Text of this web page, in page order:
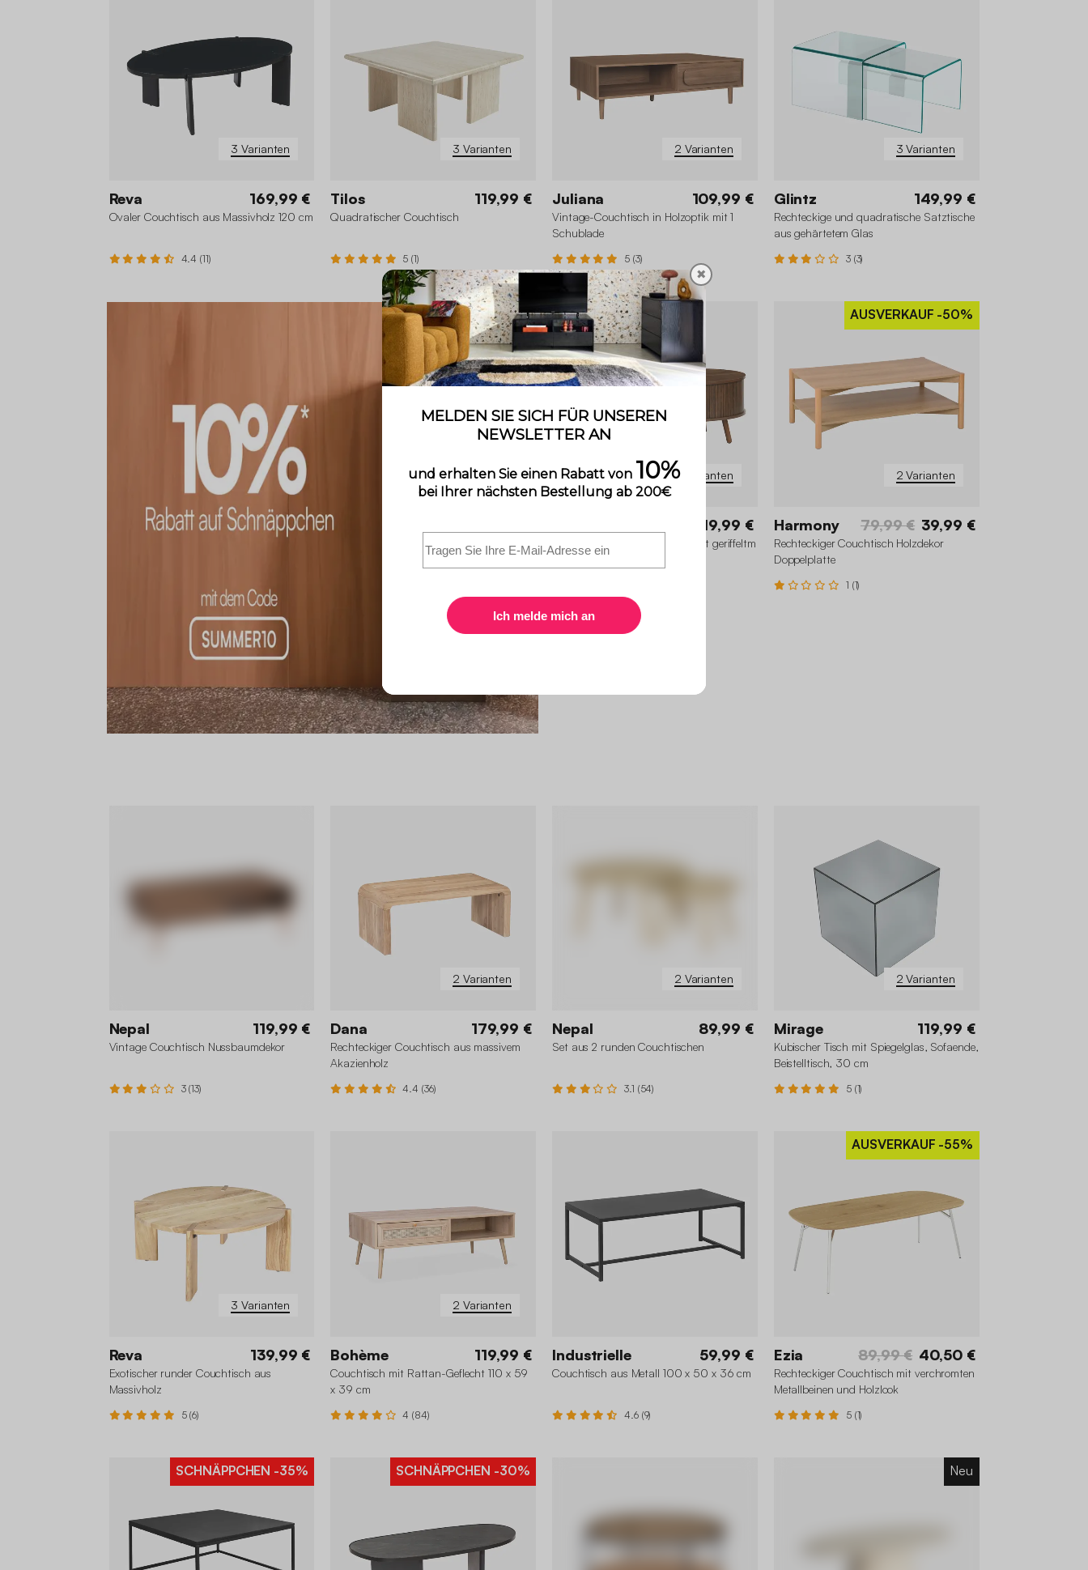
3 Varianten
Reva 169,99 €
Ovaler Couchtisch aus Massivholz 120 cm
4.4 (11)
3 Varianten
Tilos 119,99 €
Quadratischer Couchtisch
5 (1)
2 Varianten
Juliana 109,99 €
Vintage-Couchtisch in Holzoptik mit 1
Schublade
5 (3)
3 Varianten
Glintz 149,99 €
Rechteckige und quadratische Satztische
aus gehärtetem Glas
3 (3)
2 Varianten
119,99 €
Skandinavischer Couchtisch mit geriffeltm
Holzlook und 2 Schiebetüren
2 Varianten
AUSVERKAUF -50%
Harmony 79,99 € 39,99 €
Rechteckiger Couchtisch Holzdekor
Doppelplatte
1 (1)
Nepal 119,99 €
Vintage Couchtisch Nussbaumdekor
3 (13)
2 Varianten
Dana 179,99 €
Rechteckiger Couchtisch aus massivem
Akazienholz
4.4 (36)
2 Varianten
Nepal 89,99 €
Set aus 2 runden Couchtischen
3.1 (54)
2 Varianten
Mirage 119,99 €
Kubischer Tisch mit Spiegelglas, Sofaende,
Beistelltisch, 30 cm
5 (1)
3 Varianten
Reva 139,99 €
Exotischer runder Couchtisch aus
Massivholz
5 (6)
2 Varianten
Bohème 119,99 €
Couchtisch mit Rattan-Geflecht 110 x 59
x 39 cm
4 (84)
Industrielle 59,99 €
Couchtisch aus Metall 100 x 50 x 36 cm
4.6 (9)
AUSVERKAUF -55%
Ezia 89,99 € 40,50 €
Rechteckiger Couchtisch mit verchromten
Metallbeinen und Holzlook
5 (1)
SCHNÄPPCHEN -35% SCHNÄPPCHEN -30% Neu
✖